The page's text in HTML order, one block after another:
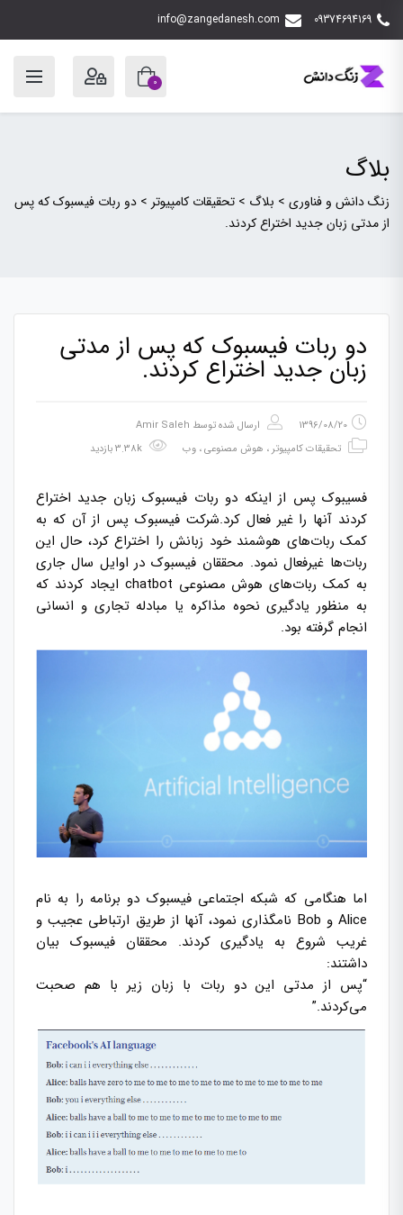
09374694169
info@zangedanesh.com
0
بلاگ
زنگ دانش و فناوری > بلاگ > تحقیقات کامپیوتر > دو ربات فیسبوک که پس
از مدتی زبان جدید اختراع کردند.
دو ربات فیسبوک که پس از مدتی
زبان جدید اختراع کردند.
1396/08/20 ارسال شده توسط Amir Saleh
تحقیقات کامپیوتر ، هوش مصنوعی، وب
فسیبوک پس از اینکه دو ربات فیسبوک زبان جدید اختراع
کردند آنها را غیر فعال کرد.شرکت فیسبوک پس از آن که به
کمک ربات‌های هوشمند خود زبانش را اختراع کرد، حال این
ربات‌ها غیرفعال نمود. محققان فیسبوک در اوایل سال جاری
به کمک ربات‌های هوش مصنوعی chatbot ایجاد کردند که
به منظور یادگیری نحوه مذاکره یا مبادله تجاری و انسانی
انجام گرفته بود.
اما هنگامی که شبکه اجتماعی فیسبوک دو برنامه را به نام
Alice و Bob نامگذاری نمود، آنها از طریق ارتباطی عجیب و
غریب شروع به یادگیری کردند. محققان فیسبوک بیان
داشتند:
“پس از مدتی این دو ربات با زبان زیر با هم صحبت
می‌کردند.”